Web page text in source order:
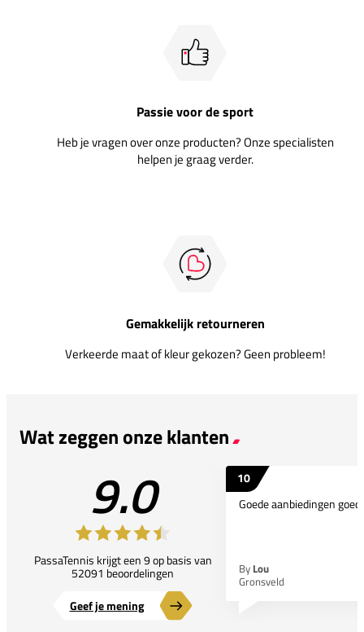
Passie voor de sport
Heb je vragen over onze producten? Onze specialisten
helpen je graag verder.
Gemakkelijk retourneren
Verkeerde maat of kleur gekozen? Geen probleem!
Wat zeggen onze klanten
9.0
PassaTennis krijgt een 9 op basis van
52091 beoordelingen
Geef je mening
10
Goede aanbiedingen
By Lou
Gronsveld